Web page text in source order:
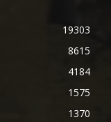
19303
8615
4184
1575
1370